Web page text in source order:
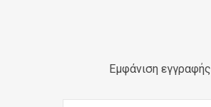
Εμφάνιση εγγραφής